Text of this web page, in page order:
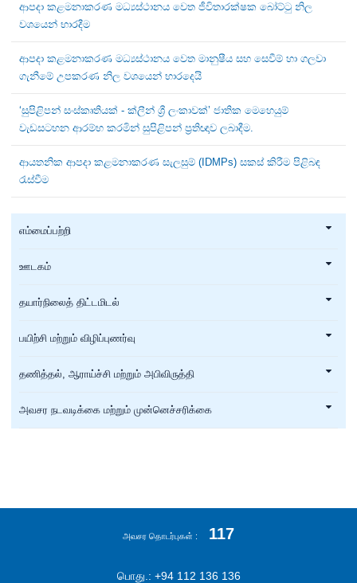
ආපදා කළමනාකරණ මධ්‍යස්ථානය වෙත ජීවිතාරක්ෂක බෝට්ටු නිල
වශයෙන් භාරදීම
ආපදා කළමනාකරණ මධ්‍යස්ථානය වෙත මානුෂීය සහ සෙවීම් හා ගලවා
ගැනීමේ උපකරණ නිල වශයෙන් භාරදෙයි
‘සුපිළිපන් සංස්කෘතියක් - ක්ලීන් ශ්‍රී ලංකාවක්’ ජාතික මෙහෙයුම්
වැඩසටහන ආරම්භ කරමින් සුපිළිපන් ප්‍රතිඥාව ලබාදීම.
ආයතනික ආපදා කළමනාකරණ සැලසුම් (IDMPs) සකස් කිරීම පිළිබඳ
රැස්වීම
எம்மைப்பற்றி
ஊடகம்
தயார்நிலைத் திட்டமிடல்
பயிற்சி மற்றும் விழிப்புணர்வு
தணித்தல், ஆராய்ச்சி மற்றும் அபிவிருத்தி
அவசர நடவடிக்கை மற்றும் முன்னெச்சரிக்கை
அவசர தொடர்புகள் 117
பொது.: +94 112 136 136